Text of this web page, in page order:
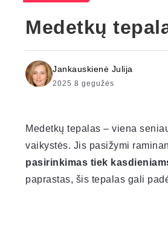
Medetkų
Jankauskienė Julija
2025 8 gegužės
Medetkų tepalas – viena
vaikystės. Jis pasižymi
pasirinkimas tiek
paprastas, šis tepalas gali